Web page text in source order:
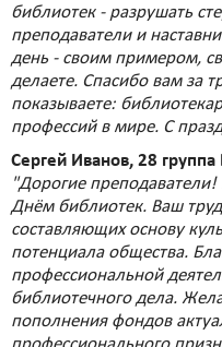
библиотек - разрушать
преподаватели и
день - своим примером,
делаете. Спасибо вам за
показываете:
профессий в мире. С
Сергей Иванов, 28
"Дорогие
Днём библиотек. Ваш
составляющих основу
потенциала общества.
профессиональной
библиотечного дела.
пополнения фондов